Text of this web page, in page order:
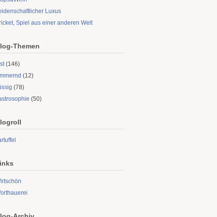
Luxus
Spiel aus einer anderen Welt
Themen
(146)
(12)
(78)
(50)